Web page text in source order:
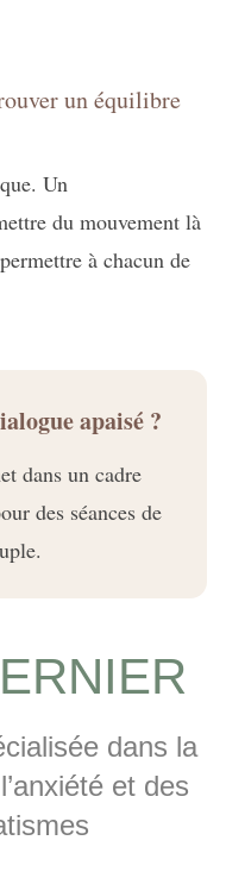
un équilibre
Un
du mouvement là
à chacun de
apaisé ?
dans un cadre
des séances de
dans la
et des